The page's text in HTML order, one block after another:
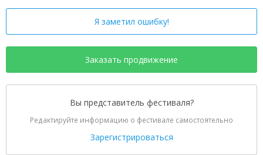
Я заметил ошибку!
Заказать продвижение
Вы представитель фестиваля?
Редактируйте информацию о фестивале самостоятельно
Зарегистрироваться